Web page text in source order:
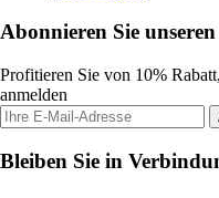
Abonnieren Sie
Profitieren Sie von 10%
anmelden
Bleiben Sie in